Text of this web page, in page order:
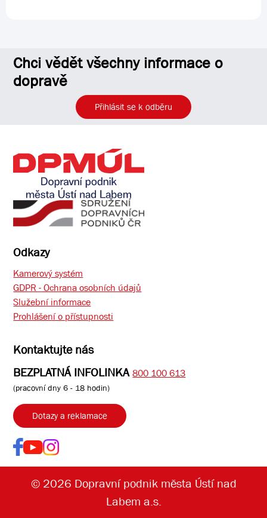
Chci vědět všechny informace o
dopravě
Přihlásit se k odběru
Odkazy
Kamerový systém
GDPR - Ochrana osobních údajů
Služební informace
Prohlášení o přístupnosti
Kontaktujte nás
BEZPLATNÁ INFOLINKA 800 100 613
(pracovní dny 6 - 18 hodin)
Dotazy a reklamace
© 2026 Dopravní podnik města Ústí nad
Labem a.s.